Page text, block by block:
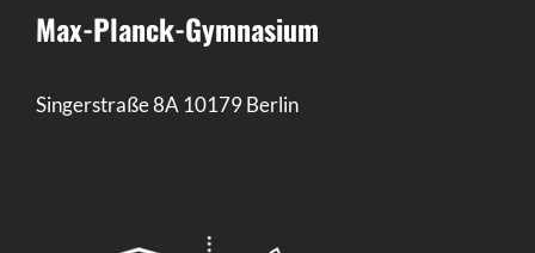
Max-Planck-Gymnasium
Singerstraße 8A 10179 Berlin